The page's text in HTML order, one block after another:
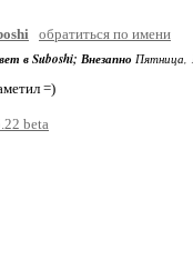
обратиться по имени
в Suboshi; Внезапно Пятница,
=)
beta